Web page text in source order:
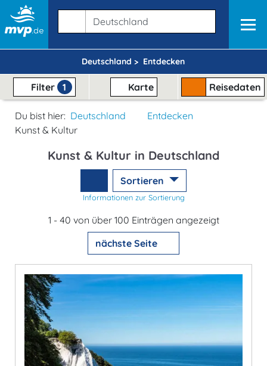
Deutschland > Entdecken
Filter 1 Karte Reisedaten
Du bist hier: Deutschland
Entdecken
Kunst & Kultur
Kunst & Kultur in Deutschland
Sortieren
Informationen zur Sortierung
1 - 40 von über 100 Einträgen angezeigt
nächste Seite